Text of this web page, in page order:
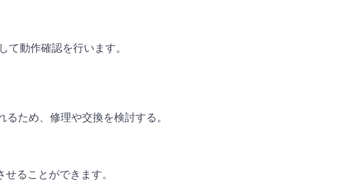
動作確認を行います。
ため、修理や交換を検討する。
ることができます。